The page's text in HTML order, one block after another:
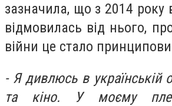
зазначила, що з 2014 року
відмовилась від нього,
війни це стало
- Я дивлюсь в українській
та кіно. У моєму